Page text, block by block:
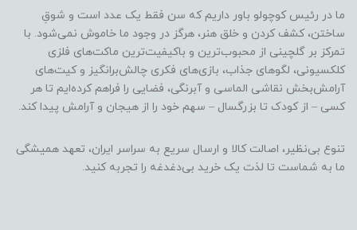
ما در رئیس کوچولو باور داریم که سن فقط یک عدد است و شوقِ
ساختن، کشف کردن و خلق هنر، هرگز در وجود ما خاموش نمی‌شود. با
تمرکز بر گلچینی از محبوب‌ترین و باکیفیت‌ترین ماکت‌های فلزی
کلکسیونی، لگوهای جذاب، بازی‌های فکری چالش‌برانگیز و کیت‌های
آرامش‌بخش نقاشی الماسی و آبرنگی، فضایی را فراهم کرده‌ایم تا هر
کسی – از کودک تا بزرگسال – سهم خود را از هیجان و آرامش پیدا کند.
تنوع بی‌نظیر، اصالت کالا و ارسال سریع به سراسر ایران، تعهد همیشگی
ما به شماست تا لذت یک خرید بی‌دغدغه را تجربه کنید.